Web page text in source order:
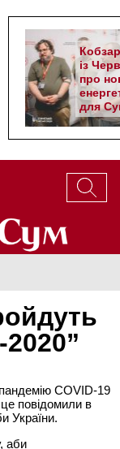
із
про
для
COVID-19
повідомили в
України.
аби